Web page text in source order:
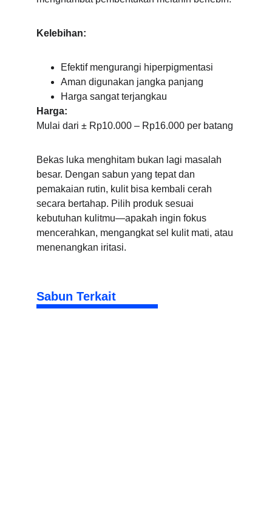
Kelebihan:
Efektif mengurangi hiperpigmentasi
Aman digunakan jangka panjang
Harga sangat terjangkau
Harga:
Mulai dari ± Rp10.000 – Rp16.000 per batang
Bekas luka menghitam bukan lagi masalah
besar. Dengan sabun yang tepat dan
pemakaian rutin, kulit bisa kembali cerah
secara bertahap. Pilih produk sesuai
kebutuhan kulitmu—apakah ingin fokus
mencerahkan, mengangkat sel kulit mati, atau
menenangkan iritasi.
Sabun Terkait